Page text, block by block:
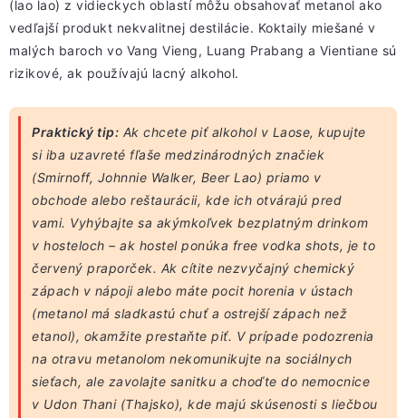
(lao lao) z vidieckych oblastí môžu obsahovať metanol ako
vedľajší produkt nekvalitnej destilácie. Koktaily miešané v
malých baroch vo Vang Vieng, Luang Prabang a Vientiane sú
rizikové, ak používajú lacný alkohol.
Praktický tip: Ak chcete piť alkohol v Laose, kupujte
si iba uzavreté fľaše medzinárodných značiek
(Smirnoff, Johnnie Walker, Beer Lao) priamo v
obchode alebo reštaurácii, kde ich otvárajú pred
vami. Vyhýbajte sa akýmkoľvek bezplatným drinkom
v hosteloch – ak hostel ponúka free vodka shots, je to
červený praporček. Ak cítite nezvyčajný chemický
zápach v nápoji alebo máte pocit horenia v ústach
(metanol má sladkastú chuť a ostrejší zápach než
etanol), okamžite prestaňte piť. V prípade podozrenia
na otravu metanolom nekomunikujte na sociálnych
sieťach, ale zavolajte sanitku a choďte do nemocnice
v Udon Thani (Thajsko), kde majú skúsenosti s liečbou